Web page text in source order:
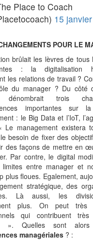
Place to Coach
15
POUR LE
brûlait les lèvres de tous
: la digitalisation
les relations de travail ?
du manager ? Du côté
dénombrait trois
importantes sur
: le Big Data et l’IoT,
Le management existera
besoin de fixer des
des façons de mettre en
Par contre, le digital
entre manager et
plus floues. Egalement,
stratégique, des
Là aussi, les
plus. On peut
qui contribuent
». Quelles sont
managériales ? :